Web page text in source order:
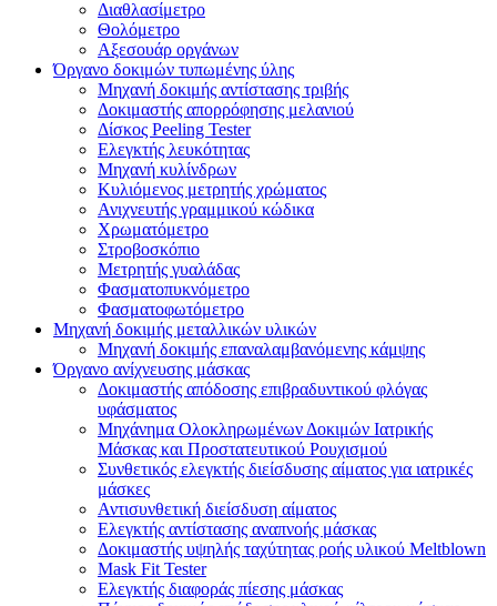
Διαθλασίμετρο
Θολόμετρο
Αξεσουάρ οργάνων
Όργανο δοκιμών τυπωμένης ύλης
Μηχανή δοκιμής αντίστασης τριβής
Δοκιμαστής απορρόφησης μελανιού
Δίσκος Peeling Tester
Ελεγκτής λευκότητας
Μηχανή κυλίνδρων
Κυλιόμενος μετρητής χρώματος
Ανιχνευτής γραμμικού κώδικα
Χρωματόμετρο
Στροβοσκόπιο
Μετρητής γυαλάδας
Φασματοπυκνόμετρο
Φασματοφωτόμετρο
Μηχανή δοκιμής μεταλλικών υλικών
Μηχανή δοκιμής επαναλαμβανόμενης κάμψης
Όργανο ανίχνευσης μάσκας
Δοκιμαστής απόδοσης επιβραδυντικού φλόγας
υφάσματος
Μηχάνημα Ολοκληρωμένων Δοκιμών Ιατρικής
Μάσκας και Προστατευτικού Ρουχισμού
Συνθετικός ελεγκτής διείσδυσης αίματος για ιατρικές
μάσκες
Αντισυνθετική διείσδυση αίματος
Ελεγκτής αντίστασης αναπνοής μάσκας
Δοκιμαστής υψηλής ταχύτητας ροής υλικού Meltblown
Mask Fit Tester
Ελεγκτής διαφοράς πίεσης μάσκας